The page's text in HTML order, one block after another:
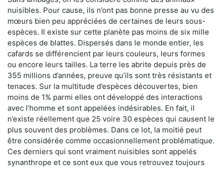
nuisibles. Pour cause, ils n’ont pas bonne presse au vu des
mœurs bien peu appréciées de certaines de leurs sous-
espèces. Il existe sur cette planète pas moins de six mille
espèces de blattes. Dispersés dans le monde entier, les
cafards se différencient par leurs couleurs, leurs formes
ou encore leurs tailles. La terre les abrite depuis près de
355 millions d’années, preuve qu’ils sont très résistants et
tenaces. Sur la multitude d’espèces découvertes, bien
moins de 1% parmi elles ont développé des interactions
avec l’homme et sont appelées indésirables. En fait, il
n’existe réellement que 25 voire 30 espèces qui causent le
plus souvent des problèmes. Dans ce lot, la moitié peut
être considérée comme occasionnellement problématique.
Ces derniers qui sont vraiment nuisibles sont appelés
synanthrope et ce sont eux que vous retrouvez toujours